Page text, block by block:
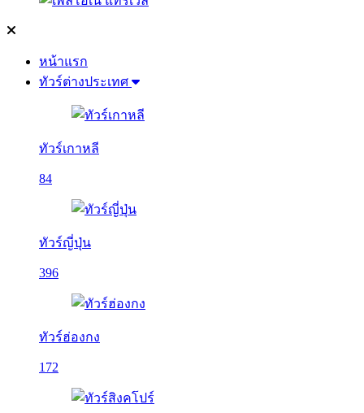
หน้าแรก
ทัวร์ต่างประเทศ
ทัวร์เกาหลี
84
ทัวร์ญี่ปุ่น
396
ทัวร์ฮ่องกง
172